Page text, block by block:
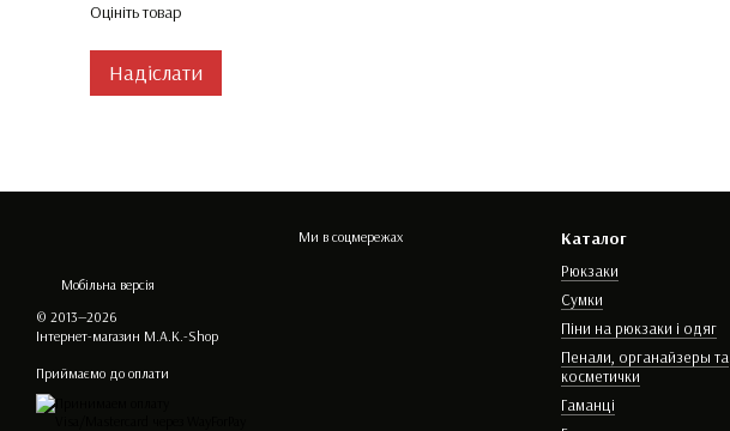
Оцініть товар
Надіслати
Мобільна версія
© 2013—2026
Інтернет-магазин M.A.K.-Shop
Приймаємо до оплати
Ми в соцмережах Каталог
Рюкзаки
Сумки
Піни на рюкзаки і одяг
Пенали, органайзеры та
косметички
Гаманці